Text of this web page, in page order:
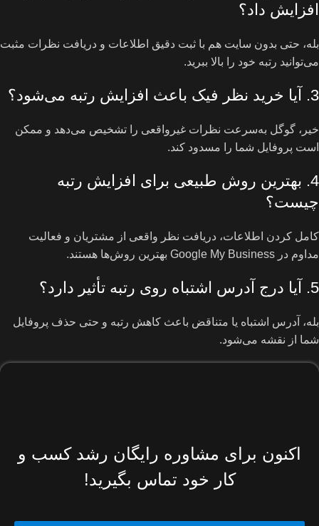
افزایش داد؟
بله، حتی بدون سایت هم با ثبت دقیق اطلاعات و دریافت نظرات مثبت
می‌توانید رتبه خود را بالا ببرید.
3. آیا خرید نظر فیک باعث افزایش رتبه می‌شود؟
خیر، گوگل به‌سرعت نظرات غیرواقعی را تشخیص می‌دهد و ممکن
است پروفایل شما را مسدود کند.
4. بهترین روش طبیعی برای افزایش رتبه
چیست؟
کامل کردن اطلاعات، دریافت نظر واقعی از مشتریان و فعالیت
مداوم در Google My Business بهترین روش‌ها هستند.
5. آیا درج آدرس اشتباه روی رتبه تأثیر دارد؟
بله، آدرس اشتباه یا متناقض باعث کاهش رتبه و حتی حذف پروفایل
شما از نقشه می‌شود.
اکنون برای مشاوره رایگان رشد کسب و
کار خود تماس بگیرید!